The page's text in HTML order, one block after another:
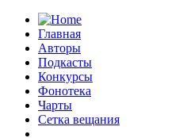
Главная
Авторы
Подкасты
Конкурсы
Фонотека
Чарты
Сетка вещания